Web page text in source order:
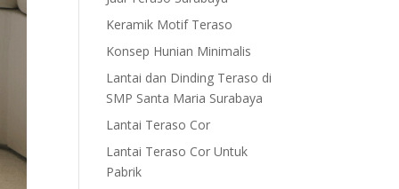
Keramik Motif Teraso
Konsep Hunian Minimalis
Lantai dan Dinding Teraso di
SMP Santa Maria Surabaya
Lantai Teraso Cor
Lantai Teraso Cor Untuk
Pabrik